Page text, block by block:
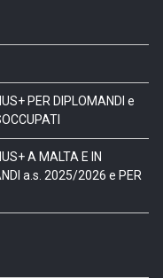
PER DIPLOMANDI e
A MALTA E IN
a.s. 2025/2026 e PER